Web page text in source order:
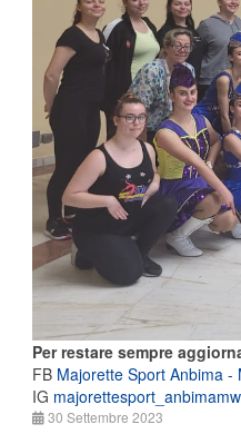
Per restare sempre
FB Majorette Sport Anbima -
IG
30 Settembre 2023